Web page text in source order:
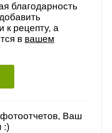
благодарность
к рецепту, а
в вашем
Ваш
:)